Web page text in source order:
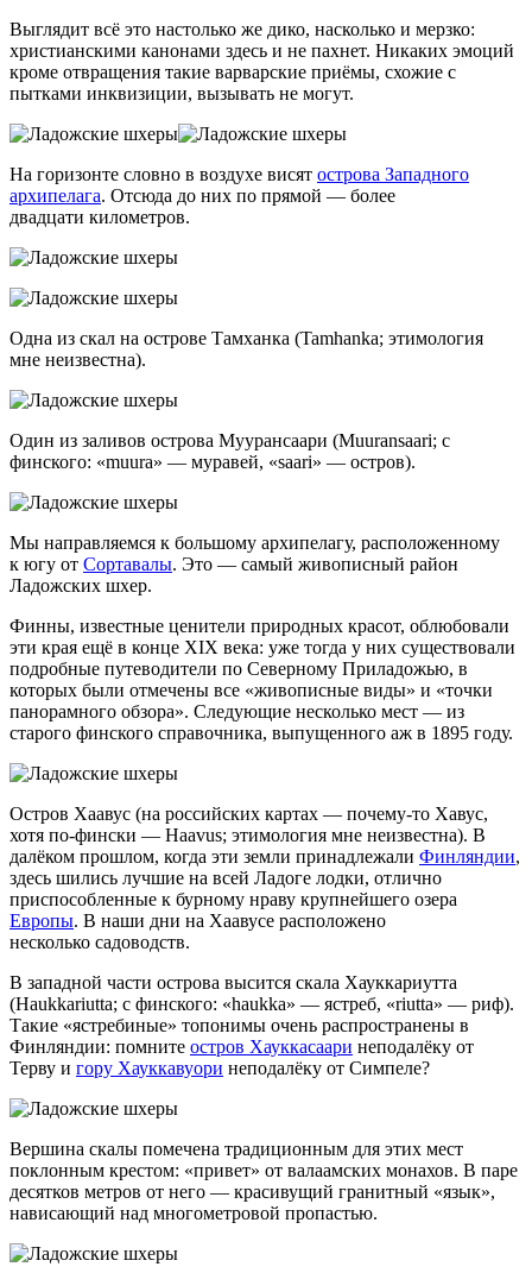
Выглядит всё это настолько же дико, насколько и мерзко:
христианскими канонами здесь и не пахнет. Никаких эмоций
кроме отвращения такие варварские приёмы, схожие с
пытками инквизиции, вызывать не могут.
На горизонте словно в воздухе висят острова Западного
архипелага. Отсюда до них по прямой — более
двадцати километров.
Одна из скал на острове Тамханка (Tamhanka; этимология
мне неизвестна).
Один из заливов острова Муурансаари (Muuransaari; с
финского: «muura» — муравей, «saari» — остров).
Мы направляемся к большому архипелагу, расположенному
к югу от Сортавалы. Это — самый живописный район
Ладожских шхер.
Финны, известные ценители природных красот, облюбовали
эти края ещё в конце XIX века: уже тогда у них существовали
подробные путеводители по Северному Приладожью, в
которых были отмечены все «живописные виды» и «точки
панорамного обзора». Следующие несколько мест — из
старого финского справочника, выпущенного аж в 1895 году.
Остров Хаавус (на российских картах — почему-то Хавус,
хотя по-фински — Haavus; этимология мне неизвестна). В
далёком прошлом, когда эти земли принадлежали Финляндии,
здесь шились лучшие на всей Ладоге лодки, отлично
приспособленные к бурному нраву крупнейшего озера
Европы. В наши дни на Хаавусе расположено
несколько садоводств.
В западной части острова высится скала Хауккариутта
(Haukkariutta; с финского: «haukka» — ястреб, «riutta» — риф).
Такие «ястребиные» топонимы очень распространены в
Финляндии: помните остров Хауккасаари неподалёку от
Терву и гору Хауккавуори неподалёку от Симпеле?
Вершина скалы помечена традиционным для этих мест
поклонным крестом: «привет» от валаамских монахов. В паре
десятков метров от него — красивущий гранитный «язык»,
нависающий над многометровой пропастью.